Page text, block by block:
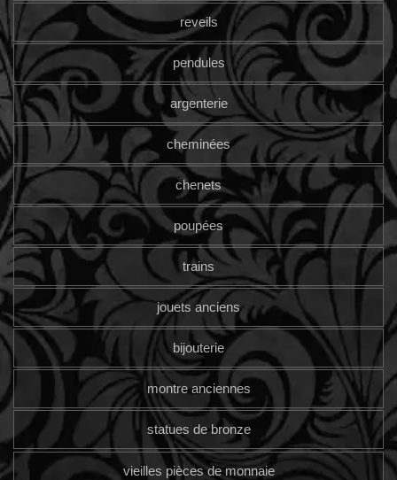
reveils
pendules
argenterie
cheminées
chenets
poupées
trains
jouets anciens
bijouterie
montre anciennes
statues de bronze
vieilles pièces de monnaie